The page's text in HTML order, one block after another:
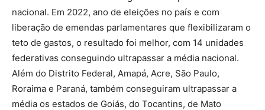
nacional. Em 2022, ano de eleições no país e com
liberação de emendas parlamentares que flexibilizaram o
teto de gastos, o resultado foi melhor, com 14 unidades
federativas conseguindo ultrapassar a média nacional.
Além do Distrito Federal, Amapá, Acre, São Paulo,
Roraima e Paraná, também conseguiram ultrapassar a
média os estados de Goiás, do Tocantins, de Mato